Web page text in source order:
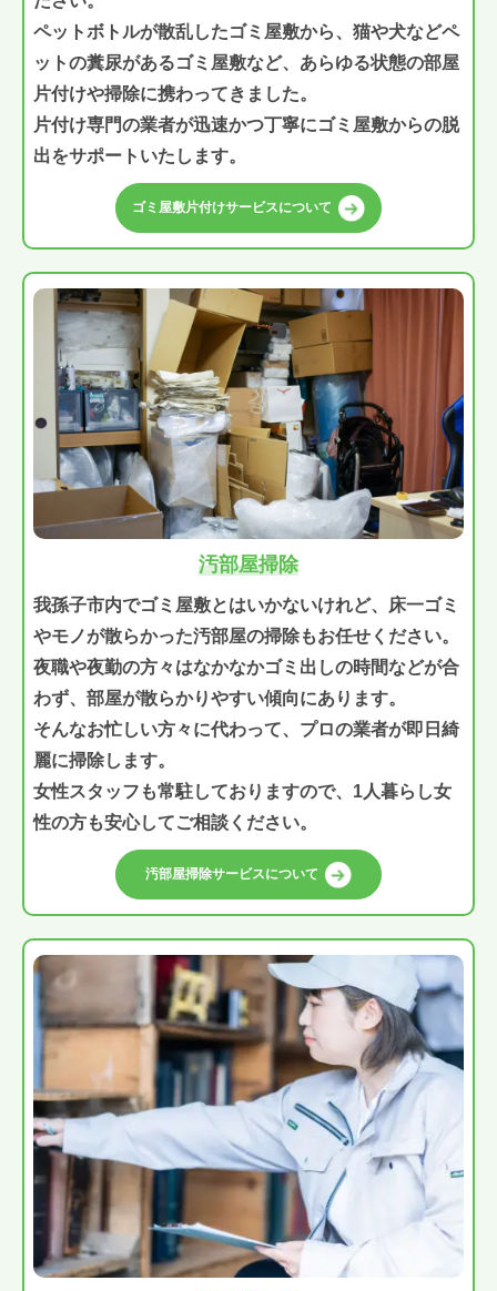
ペットボトルが散乱したゴミ屋敷から、猫や犬などペ
ットの糞尿があるゴミ屋敷など、あらゆる状態の部屋
片付けや掃除に携わってきました。
片付け専門の業者が迅速かつ丁寧にゴミ屋敷からの脱
出をサポートいたします。
ゴミ屋敷片付けサービスについて
汚部屋掃除
我孫子市内でゴミ屋敷とはいかないけれど、床一ゴミ
やモノが散らかった汚部屋の掃除もお任せください。
夜職や夜勤の方々はなかなかゴミ出しの時間などが合
わず、部屋が散らかりやすい傾向にあります。
そんなお忙しい方々に代わって、プロの業者が即日綺
麗に掃除します。
女性スタッフも常駐しておりますので、1人暮らし女
性の方も安心してご相談ください。
汚部屋掃除サービスについて